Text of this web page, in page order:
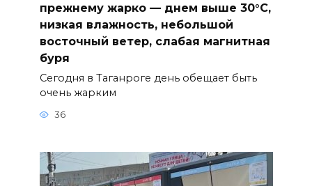
прежнему жарко — днем выше 30°С,
низкая влажность, небольшой
восточный ветер, слабая магнитная
буря
Сегодня в Таганроге день обещает быть
очень жарким
36